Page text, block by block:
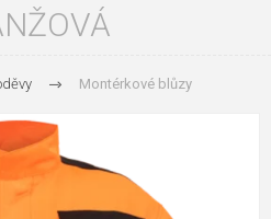
Montérkové blůzy